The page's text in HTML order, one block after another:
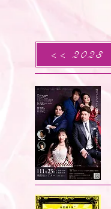
<< 2023